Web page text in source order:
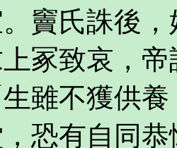
竇氏誅後
冢致哀，
雖不獲供
恐有自同